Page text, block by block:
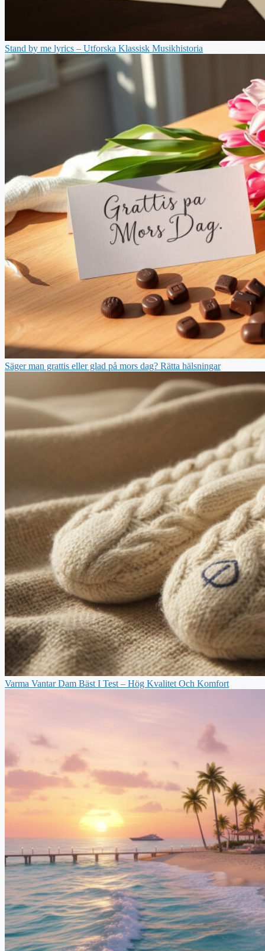
Stand by me lyrics – Utforska Klassisk Musikhistoria
Säger man grattis eller glad på mors dag? Rätta hälsningar
Varma Vantar Dam Bäst I Test – Hög Kvalitet Och Komfort